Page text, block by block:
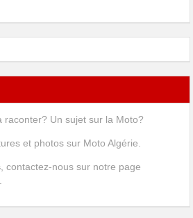
raconter? Un sujet sur la Moto?
et photos sur Moto Algérie.
, contactez-nous sur notre page